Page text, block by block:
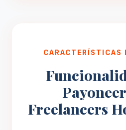
CARACTERÍSTICAS
Freelancers